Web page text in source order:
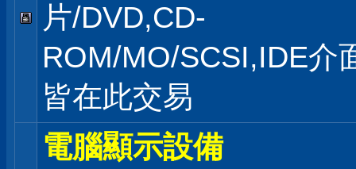
片/DVD,CD-
ROM/MO/SCSI,IDE介
皆在此交易
電腦顯示設備